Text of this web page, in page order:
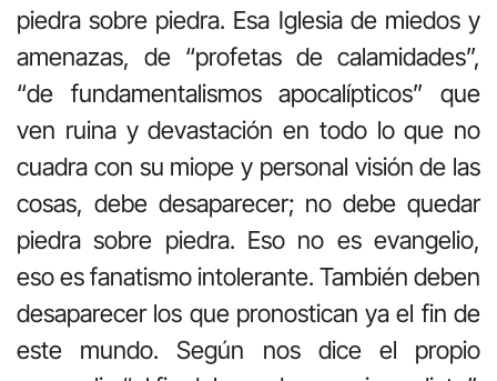
piedra sobre piedra. Esa Iglesia de miedos y
amenazas, de “profetas de calamidades”,
“de fundamentalismos apocalípticos” que
ven ruina y devastación en todo lo que no
cuadra con su miope y personal visión de las
cosas, debe desaparecer; no debe quedar
piedra sobre piedra. Eso no es evangelio,
eso es fanatismo intolerante. También deben
desaparecer los que pronostican ya el fin de
este mundo. Según nos dice el propio